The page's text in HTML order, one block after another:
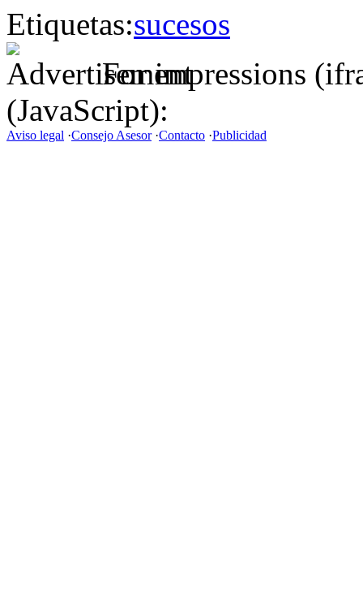
Etiquetas:sucesos
For impressions
(JavaScript):
Aviso legal ·Consejo Asesor·Contacto ·Publicidad